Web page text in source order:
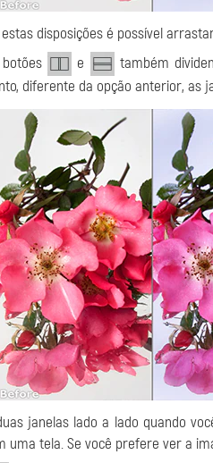
estas disposições é possível
e
também
diferente da opção anterior, as
janelas lado a lado quando
uma tela. Se você prefere ver a